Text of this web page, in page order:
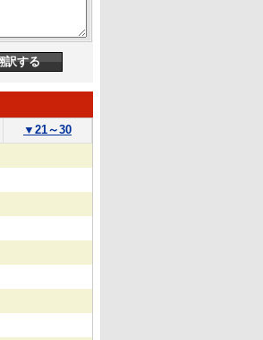
▼ 21～30